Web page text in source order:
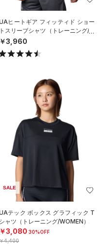
ヒートギア フィッティド ショー
トスリーブシャツ（トレーニング/M
EN）
￥3,960
SALE
テック ボックス グラフィック T
シャツ（トレーニング/WOMEN）
￥3,080 30%OFF
4,400